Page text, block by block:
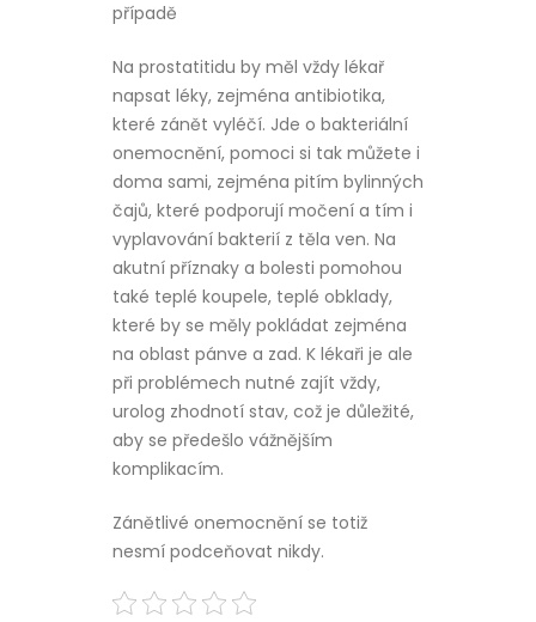
případě
Na prostatitidu by měl vždy lékař
napsat léky, zejména antibiotika,
které zánět vyléčí. Jde o bakteriální
onemocnění, pomoci si tak můžete i
doma sami, zejména pitím bylinných
čajů, které podporují močení a tím i
vyplavování bakterií z těla ven. Na
akutní příznaky a bolesti pomohou
také teplé koupele, teplé obklady,
které by se měly pokládat zejména
na oblast pánve a zad. K lékaři je ale
při problémech nutné zajít vždy,
urolog zhodnotí stav, což je důležité,
aby se předešlo vážnějším
komplikacím.
Zánětlivé onemocnění se totiž
nesmí podceňovat nikdy.